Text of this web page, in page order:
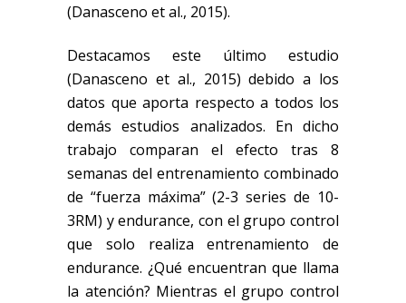
(Danasceno et al., 2015).
Destacamos este último estudio
(Danasceno et al., 2015) debido a los
datos que aporta respecto a todos los
demás estudios analizados. En dicho
trabajo comparan el efecto tras 8
semanas del entrenamiento combinado
de “fuerza máxima” (2-3 series de 10-
3RM) y endurance, con el grupo control
que solo realiza entrenamiento de
endurance. ¿Qué encuentran que llama
la atención? Mientras el grupo control